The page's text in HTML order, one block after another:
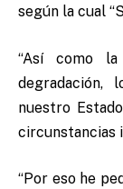
según la cual
“Así como
degradación,
nuestro
circunstancias
“Por eso he